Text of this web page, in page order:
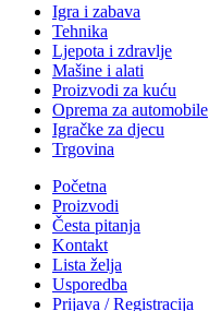
Igra i zabava
Tehnika
Ljepota i zdravlje
Mašine i alati
Proizvodi za kuću
Oprema za automobile
Igračke za djecu
Trgovina
Početna
Proizvodi
Česta pitanja
Kontakt
Lista želja
Usporedba
Prijava / Registracija